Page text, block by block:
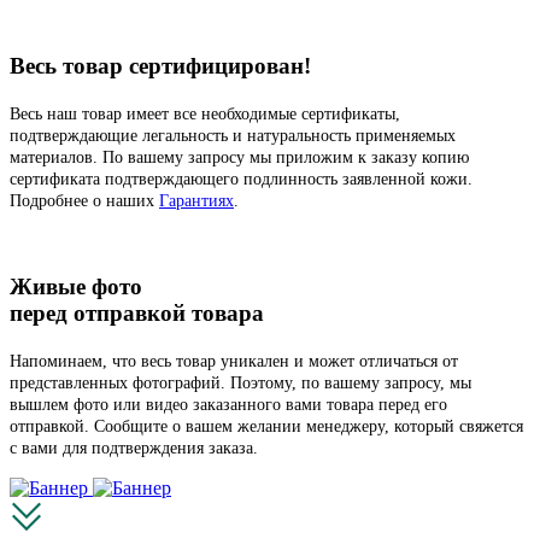
Весь товар сертифицирован!
Весь наш товар имеет все необходимые сертификаты,
подтверждающие легальность и натуральность применяемых
материалов. По вашему запросу мы приложим к заказу копию
сертификата подтверждающего подлинность заявленной кожи.
Подробнее о наших Гарантиях
Живые фото
перед отправкой товара
Напоминаем, что весь товар уникален и может отличаться от
представленных фотографий. Поэтому, по вашему запросу, мы
вышлем фото или видео заказанного вами товара перед его
отправкой. Сообщите о вашем желании менеджеру, который свяжется
с вами для подтверждения заказа.